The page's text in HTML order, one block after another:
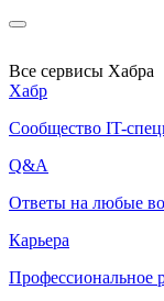
Все сервисы Хабра
Хабр
Сообщество IT-
Q&A
Ответы на любые
Карьера
Профессиональное